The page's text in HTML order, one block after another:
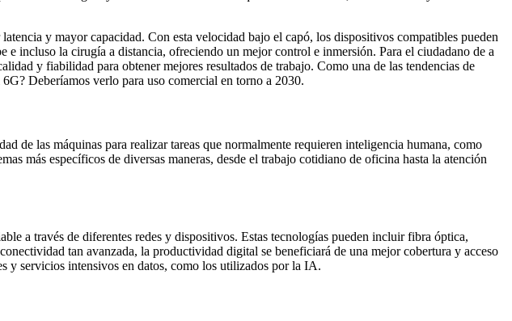
y mayor capacidad. Con esta velocidad bajo el capó, los dispositivos compatibles pueden
incluso la cirugía a distancia, ofreciendo un mejor control e inmersión. Para el ciudadano de a
y fiabilidad para obtener mejores resultados de trabajo. Como una de las tendencias de
Deberíamos verlo para uso comercial en torno a 2030.
de las máquinas para realizar tareas que normalmente requieren inteligencia humana, como
más específicos de diversas maneras, desde el trabajo cotidiano de oficina hasta la atención
a través de diferentes redes y dispositivos. Estas tecnologías pueden incluir fibra óptica,
tan avanzada, la productividad digital se beneficiará de una mejor cobertura y acceso
y servicios intensivos en datos, como los utilizados por la IA.